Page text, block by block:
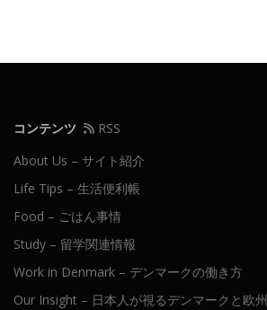
コンテンツ
RSS
About Us – サイト紹介
Life Tips – 生活便利帳
Food – ごはん事情
Study – 留学関連情報
Work in Denmark – デンマークの働き方
Our Insight – 日本人が視るデンマークと欧州